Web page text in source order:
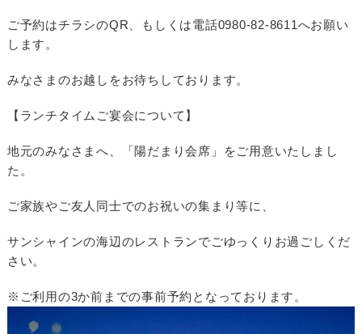
ご予約はチラシのQR、もしくは電話0980-82-8611へお願い
します。
みなさまのお越しをお待ちしております。
【ランチタイムご宴会について】
地元のみなさまへ、「陽だまり会席」をご用意いたしまし
た。
ご家族やご友人同士でのお祝いの集まり等に、
サンシャインの海辺のレストランでごゆっくりお過ごしくだ
さい。
※ご利用の3か前までの事前予約となっております。